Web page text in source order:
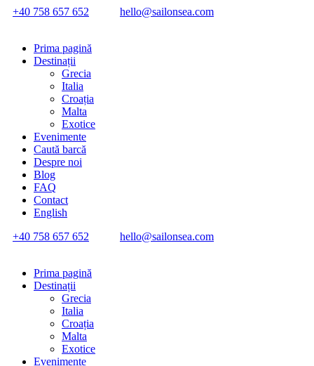
+40 758 657 652 hello@sailonsea.com
Prima pagină
Destinații
Grecia
Italia
Croația
Malta
Exotice
Evenimente
Caută barcă
Despre noi
Blog
FAQ
Contact
English
+40 758 657 652
hello@sailonsea.com
Prima pagină
Destinații
Grecia
Italia
Croația
Malta
Exotice
Evenimente